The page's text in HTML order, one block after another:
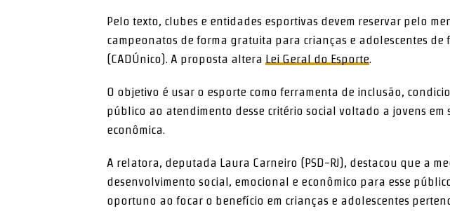
Pelo texto, clubes e entidades esportivas devem reservar pelo
campeonatos de forma gratuita para crianças e adolescentes de
(CADÚnico). A proposta altera Lei Geral do Esporte
O objetivo é usar o esporte como ferramenta de inclusão,
público ao atendimento desse critério social voltado a jovens
econômica.
A relatora, deputada Laura Carneiro (PSD-RJ), destacou que a
desenvolvimento social, emocional e econômico para esse
oportuno ao focar o benefício em crianças e adolescentes